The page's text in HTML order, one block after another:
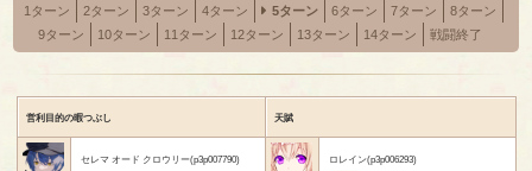
1ターン 2ターン 3ターン 4ターン 5ターン 6ターン 7ターン
8ターン
9ターン
10ターン 11ターン 12ターン 13ターン 14ターン 戦闘終了
営利目的の暇つぶし 天賦
セレマ オード クロウリー(p3p007790)
ロレイン(p3p006293)